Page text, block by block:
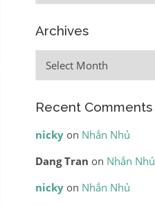
Archives
Archives
Recent Comments
nickyon Nhắn Nhủ
Dang Tran on Nhắn Nhủ
nickyon Nhắn Nhủ